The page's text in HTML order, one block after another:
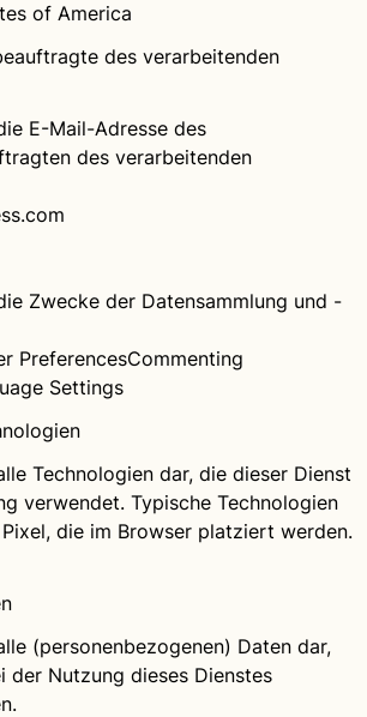
of America
des verarbeitenden
E-Mail-Adresse des
des verarbeitenden
Zwecke der Datensammlung und -
PreferencesCommenting
Settings
Technologien dar, die dieser Dienst
verwendet. Typische Technologien
die im Browser platziert werden.
(personenbezogenen) Daten dar,
der Nutzung dieses Dienstes